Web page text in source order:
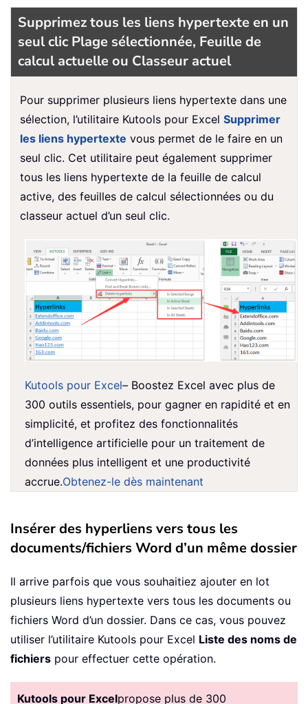
Supprimez tous les liens hypertexte en un
seul clic Plage sélectionnée, Feuille de
calcul actuelle ou Classeur actuel
Pour supprimer plusieurs liens hypertexte dans une
sélection, l’utilitaire Kutools pour Excel Supprimer
les liens hypertexte vous permet de le faire en un
seul clic. Cet utilitaire peut également supprimer
tous les liens hypertexte de la feuille de calcul
active, des feuilles de calcul sélectionnées ou du
classeur actuel d’un seul clic.
Kutools pour Excel– Boostez Excel avec plus de
300 outils essentiels, pour gagner en rapidité et en
simplicité, et profitez des fonctionnalités
d’intelligence artificielle pour un traitement de
données plus intelligent et une productivité
accrue.Obtenez-le dès maintenant
Insérer des hyperliens vers tous les
documents/fichiers Word d’un même dossier
Il arrive parfois que vous souhaitiez ajouter en lot
plusieurs liens hypertexte vers tous les documents ou
fichiers Word d’un dossier. Dans ce cas, vous pouvez
utiliser l’utilitaire Kutools pour Excel Liste des noms de
fichiers pour effectuer cette opération.
Kutools pour Excelpropose plus de 300